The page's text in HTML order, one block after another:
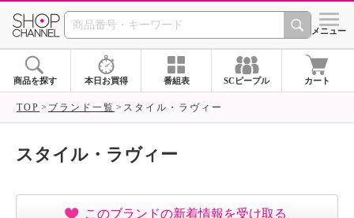
SHOP CHANNEL ショッ
メニュー
商品を探す 本日お買得 番組表 SCピープル カート
TOP ブランド一覧 スタイル・ラヴィー
スタイル・ラヴィー
このブランドの新着情報を受け取る